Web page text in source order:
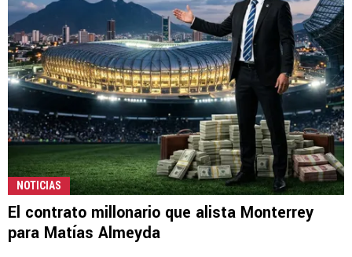
NOTICIAS
El contrato millonario que alista Monterrey
para Matías Almeyda